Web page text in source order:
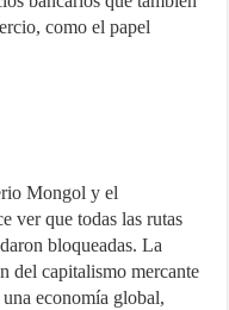
como el papel
Mongol y el
ver que todas las rutas
bloqueadas. La
del capitalismo mercante
economía global,